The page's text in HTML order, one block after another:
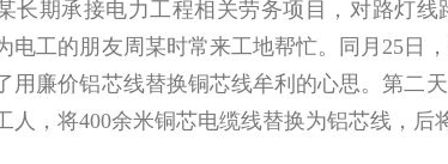
期承接电力工程相关劳务项目，对路灯线
电工的朋友周某时常来工地帮忙。同月25日
用廉价铝芯线替换铜芯线牟利的心思。第二
人，将400余米铜芯电缆线替换为铝芯线，后